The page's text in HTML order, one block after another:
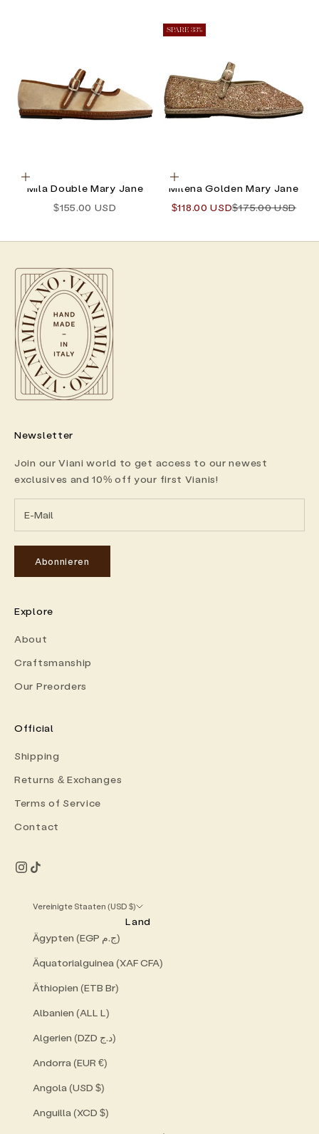
Optionen auswählen
Mila Double Mary Jane
Angebot
$155.00 USD
SPARE 33%
Optionen auswählen
Milena Golden Mary Jane
Angebot
$118.00 USDRegulärer Preis
$175.00 USD
Newsletter
Join our Viani world to get access to our newest
exclusives and 10% off your first Vianis!
Abonnieren
Explore
About
Craftsmanship
Our Preorders
Official
Shipping
Returns & Exchanges
Terms of Service
Contact
Vereinigte Staaten (USD $)
Land
Ägypten (EGP ج.م)
Äquatorialguinea (XAF CFA)
Äthiopien (ETB Br)
Albanien (ALL L)
Algerien (DZD د.ج)
Andorra (EUR €)
Angola (USD $)
Anguilla (XCD $)